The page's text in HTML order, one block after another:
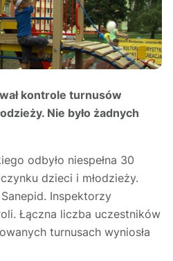
kontrole turnusów
Nie było żadnych
odbyło niespełna 30
dzieci i młodzieży.
Inspektorzy
Łączna liczba uczestników
turnusach wyniosła